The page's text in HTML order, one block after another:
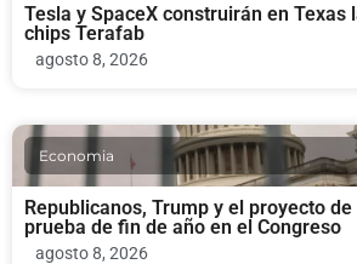
Tesla y SpaceX construirán en Texas
chips Terafab
agosto 8, 2026
Economia
Republicanos, Trump y el proyecto
prueba de fin de año en el Congreso
agosto 8, 2026